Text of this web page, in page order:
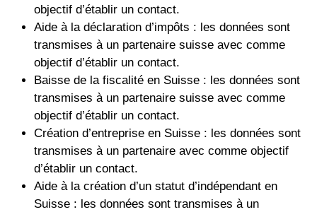
objectif d’établir un contact.
Aide à la déclaration d’impôts : les données sont
transmises à un partenaire suisse avec comme
objectif d’établir un contact.
Baisse de la fiscalité en Suisse : les données sont
transmises à un partenaire suisse avec comme
objectif d’établir un contact.
Création d’entreprise en Suisse : les données sont
transmises à un partenaire avec comme objectif
d’établir un contact.
Aide à la création d’un statut d’indépendant en
Suisse : les données sont transmises à un